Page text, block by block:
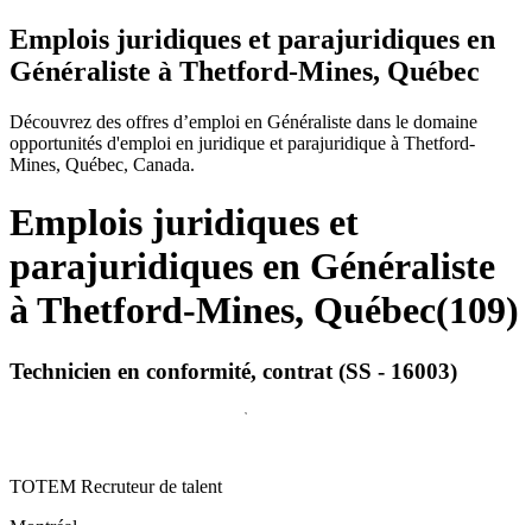
Emplois juridiques et parajuridiques en
Généraliste à Thetford-Mines, Québec
Découvrez des offres d’emploi en Généraliste dans le domaine
opportunités d'emploi en juridique et parajuridique à Thetford-
Mines, Québec, Canada.
Emplois juridiques et
parajuridiques en Généraliste
à Thetford-Mines, Québec(109)
Technicien en conformité, contrat (SS - 16003)
TOTEM Recruteur de talent